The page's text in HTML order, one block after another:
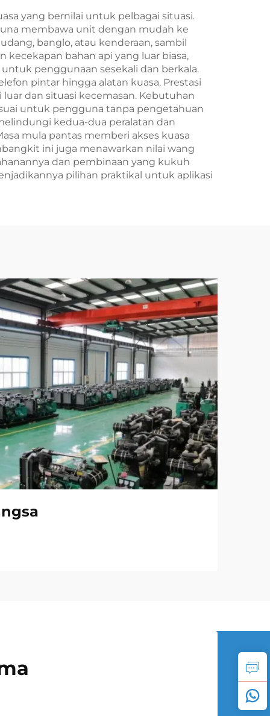
dipercayai
yang bernilai untuk pelbagai situasi.
membawa unit dengan mudah ke
banglo, atau kenderaan, sambil
bahan api yang luar biasa,
penggunaan sesekali dan berkala.
pintar hingga alatan kuasa. Prestasi
dan situasi kecemasan. Kebutuhan
untuk pengguna tanpa pengetahuan
kedua-dua peralatan dan
mula pantas memberi akses kuasa
ini juga menawarkan nilai wang
dan pembinaan yang kukuh
pilihan praktikal untuk aplikasi